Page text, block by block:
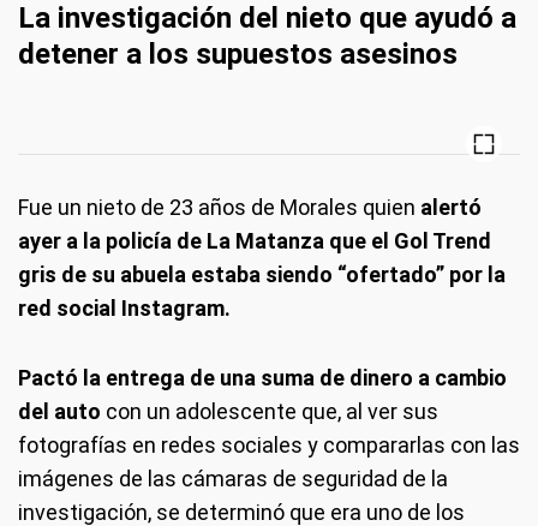
La investigación del nieto que ayudó a
detener a los supuestos asesinos
Fue un nieto de 23 años de Morales quien alertó
ayer a la policía de La Matanza que el Gol Trend
gris de su abuela estaba siendo “ofertado” por la
red social Instagram.
Pactó la entrega de una suma de dinero a cambio
del auto con un adolescente que, al ver sus
fotografías en redes sociales y compararlas con las
imágenes de las cámaras de seguridad de la
investigación, se determinó que era uno de los